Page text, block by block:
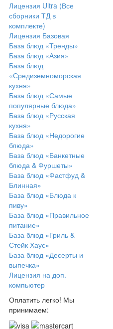
Лицензия Ultra (Все
сборники ТД в
комплекте)
Лицензия Базовая
База блюд «Тренды»
База блюд «Азия»
База блюд
«Средиземноморская
кухня»
База блюд «Самые
популярные блюда»
База блюд «Русская
кухня»
База блюд «Недорогие
блюда»
База блюд «Банкетные
блюда & Фуршеты»
База блюд «Фастфуд &
Блинная»
База блюд «Блюда к
пиву»
База блюд «Правильное
питание»
База блюд «Гриль &
Стейк Хаус»
База блюд «Десерты и
выпечка»
Лицензия на доп.
компьютер
Оплатить легко! Мы
принимаем: